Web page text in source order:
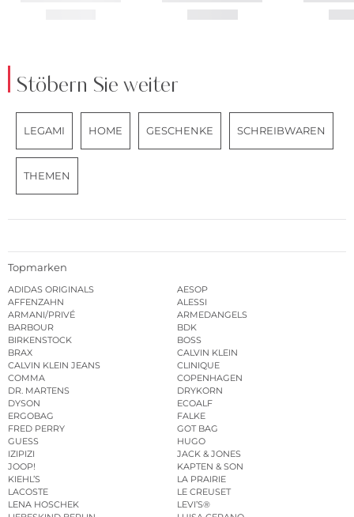
Stöbern Sie weiter
LEGAMI HOME GESCHENKE SCHREIBWAREN
THEMEN
Topmarken
ADIDAS ORIGINALS
AESOP
AFFENZAHN
ALESSI
ARMANI/PRIVÉ
ARMEDANGELS
BARBOUR
BDK
BIRKENSTOCK
BOSS
BRAX
CALVIN KLEIN
CALVIN KLEIN JEANS
CLINIQUE
COMMA
COPENHAGEN
DR. MARTENS
DRYKORN
DYSON
ECOALF
ERGOBAG
FALKE
FRED PERRY
GOT BAG
GUESS
HUGO
IZIPIZI
JACK & JONES
JOOP!
KAPTEN & SON
KIEHL’S
LA PRAIRIE
LACOSTE
LE CREUSET
LENA HOSCHEK
LEVI’S®